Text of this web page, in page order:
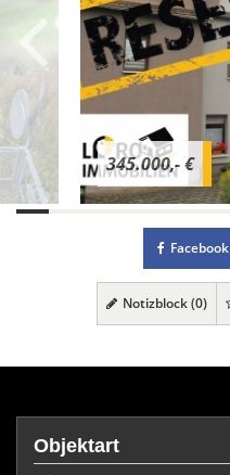
345.000,- €
Facebook
Notizblock (0)
Objektart